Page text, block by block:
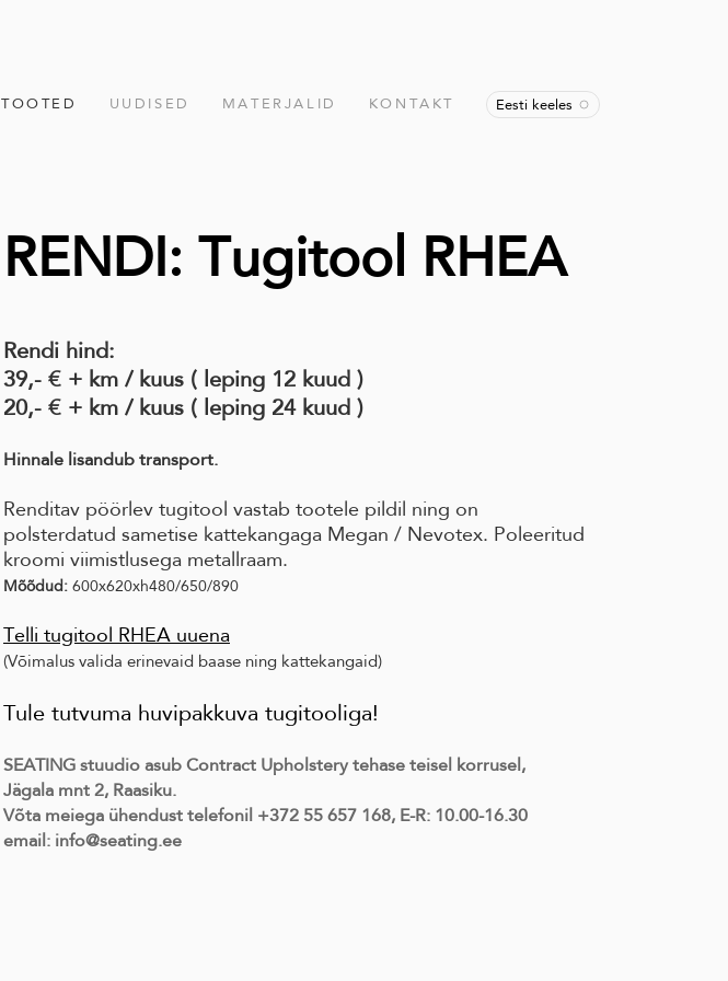
TOOTED UUDISED MATERJALID KONTAKT Eesti keeles
RENDI: Tugitool RHEA
Rendi hind:
39,- € + km / kuus ( leping 12 kuud )
20,- € + km / kuus ( leping 24 kuud )
Hinnale lisandub transport.
Renditav pöörlev tugitool vastab tootele pildil ning on
polsterdatud sametise kattekangaga Megan / Nevotex. Poleeritud
kroomi viimistlusega metallraam.
Mõõdud: 600x620xh480/650/890
Telli tugitool RHEA uuena
(Võimalus valida erinevaid baase ning kattekangaid)
Tule tutvuma huvipakkuva tugitooliga!
SEATING stuudio asub Contract Upholstery tehase teisel korrusel,
Jägala mnt 2, Raasiku.
Võta meiega ühendust telefonil +372 55 657 168, E-R: 10.00-16.30
email: info@seating.ee